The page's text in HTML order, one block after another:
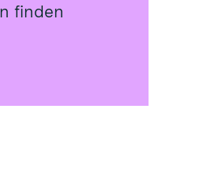
finden